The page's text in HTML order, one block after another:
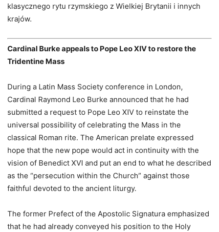
klasycznego rytu rzymskiego z Wielkiej Brytanii i innych
krajów.
Cardinal Burke appeals to Pope Leo XIV to restore the
Tridentine Mass
During a Latin Mass Society conference in London,
Cardinal Raymond Leo Burke announced that he had
submitted a request to Pope Leo XIV to reinstate the
universal possibility of celebrating the Mass in the
classical Roman rite. The American prelate expressed
hope that the new pope would act in continuity with the
vision of Benedict XVI and put an end to what he described
as the “persecution within the Church” against those
faithful devoted to the ancient liturgy.
The former Prefect of the Apostolic Signatura emphasized
that he had already conveyed his position to the Holy